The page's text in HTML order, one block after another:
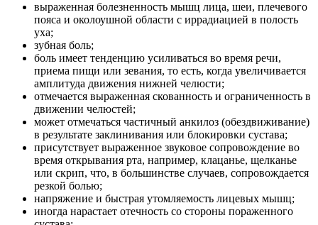
выраженная болезненность мышц лица, шеи, плечевого
пояса и околоушной области с иррадиацией в полость
уха;
зубная боль;
боль имеет тенденцию усиливаться во время речи,
приема пищи или зевания, то есть, когда увеличивается
амплитуда движения нижней челюсти;
отмечается выраженная скованность и ограниченность в
движении челюстей;
может отмечаться частичный анкилоз (обездвиживание)
в результате заклинивания или блокировки сустава;
присутствует выраженное звуковое сопровождение во
время открывания рта, например, клацанье, щелканье
или скрип, что, в большинстве случаев, сопровождается
резкой болью;
напряжение и быстрая утомляемость лицевых мышц;
иногда нарастает отечность со стороны пораженного